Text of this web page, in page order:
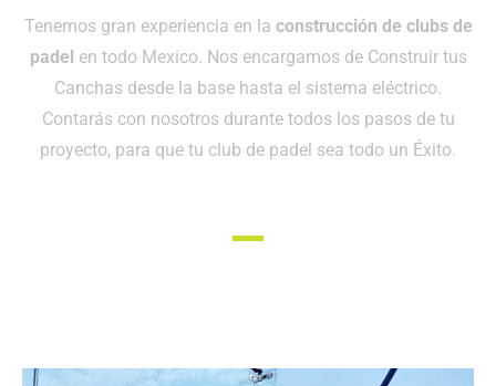
Tenemos gran experiencia en la construcción de clubs de
padel en todo Mexico. Nos encargamos de Construir tus
Canchas desde la base hasta el sistema eléctrico.
Contarás con nosotros durante todos los pasos de tu
proyecto, para que tu club de padel sea todo un Éxito.